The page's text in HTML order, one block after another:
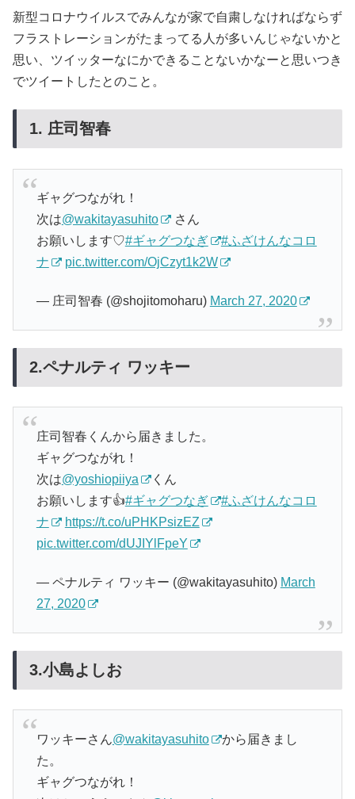
新型コロナウイルスでみんなが家で自粛しなければならず
フラストレーションがたまってる人が多いんじゃないかと
思い、ツイッターなにかできることないかなーと思いつき
でツイートしたとのこと。
1. 庄司智春
ギャグつながれ！
次は@wakitayasuhito
さん
お願いします♡#ギャグつなぎ
#ふざけんなコロ
ナ
pic.twitter.com/OjCzyt1k2W
— 庄司智春 (@shojitomoharu) March 27, 2020
2.ペナルティ ワッキー
庄司智春くんから届きました。
ギャグつながれ！
次は@yoshiopiiya
くん
お願いします👍#ギャグつなぎ
#ふざけんなコロ
ナ
https://t.co/uPHKPsizEZ
pic.twitter.com/dUJIYlFpeY
— ペナルティ ワッキー (@wakitayasuhito) March
27, 2020
3.小島よしお
ワッキーさん@wakitayasuhito
から届きまし
た。
ギャグつながれ！